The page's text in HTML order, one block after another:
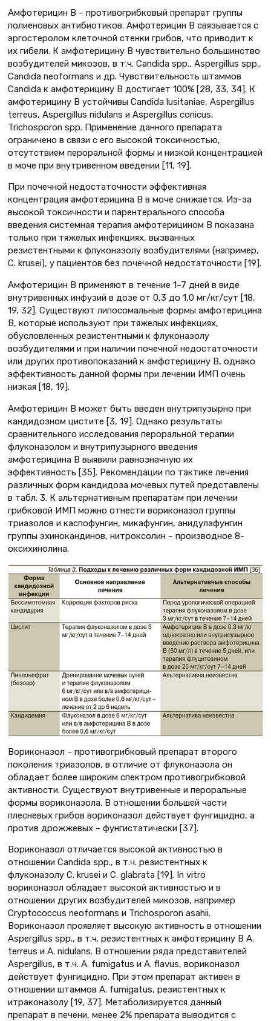
Амфотерицин В – противогрибковый препарат группы
полиеновых антибиотиков. Амфотерицин В связывается с
эргостеролом клеточной стенки грибов, что приводит к
их гибели. К амфотерицину В чувствительно большинство
возбудителей микозов, в т.ч. Candida spp., Aspergillus spp.,
Candida neoformans и др. Чувствительность штаммов
Candida к амфотерицину В достигает 100% [28, 33, 34]. К
амфотерицину В устойчивы Candida lusitaniae, Aspergillus
terreus, Aspergillus nidulans и Aspergillus conicus,
Trichosporon spp. Применение данного препарата
ограничено в связи с его высокой токсичностью,
отсутствием пероральной формы и низкой концентрацией
в моче при внутривенном введении [11, 19].
При почечной недостаточности эффективная
концентрация амфотерицина В в моче снижается. Из-за
высокой токсичности и парентерального способа
введения системная терапия амфотерицином В показана
только при тяжелых инфекциях, вызванных
резистентными к флуконазолу возбудителями (например,
C. krusei), у пациентов без почечной недостаточности [19].
Амфотерицин B применяют в течение 1–7 дней в виде
внутривенных инфузий в дозе от 0,3 до 1,0 мг/кг/сут [18,
19, 32]. Существуют липосомальные формы амфотерицина
В, которые используют при тяжелых инфекциях,
обусловленных резистентными к флуконазолу
возбудителями и при наличии почечной недостаточности
или других противопоказаний к амфотерицину В, однако
эффективность данной формы при лечении ИМП очень
низкая [18, 19].
Амфотерицин В может быть введен внутрипузырно при
кандидозном цистите [3, 19]. Однако результаты
сравнительного исследования пероральной терапии
флуконазолом и внутрипузырного введения
амфотерицина B выявили равнозначную их
эффективность [35]. Рекомендации по тактике лечения
различных форм кандидоза мочевых путей представлены
в табл. 3. К альтернативным препаратам при лечении
грибковой ИМП можно отнести вориконазол группы
триазолов и каспофунгин, микафунгин, анидулафунгин
группы эхинокандинов, нитроксолин – производное 8-
оксихинолина.
Вориконазол – противогрибковый препарат второго
поколения триазолов, в отличие от флуконазола он
обладает более широким спектром противогрибковой
активности. Существуют внутривенные и пероральные
формы вориконазола. В отношении большей части
плесневых грибов вориконазол действует фунгицидно, а
против дрожжевых – фунгистатически [37].
Вориконазол отличается высокой активностью в
отношении Candida spp., в т.ч. резистентных к
флуконазолу C. krusei и C. glabrata [19]. In vitro
вориконазол обладает высокой активностью и в
отношении других возбудителей микозов, например
Cryptococcus neoformans и Trichosporon asahii.
Вориконазол проявляет высокую активность в отношении
Aspergillus spp., в т.ч. резистентных к амфотерицину В A.
terreus и A. nidulans. В отношении ряда представителей
Aspergillus, в т.ч. A. fumigatus и A. flavus, вориконазол
действует фунгицидно. При этом препарат активен в
отношении штаммов A. fumigatus, резистентных к
итраконазолу [19, 37]. Метаболизируется данный
препарат в печени, менее 2% препарата выводится с